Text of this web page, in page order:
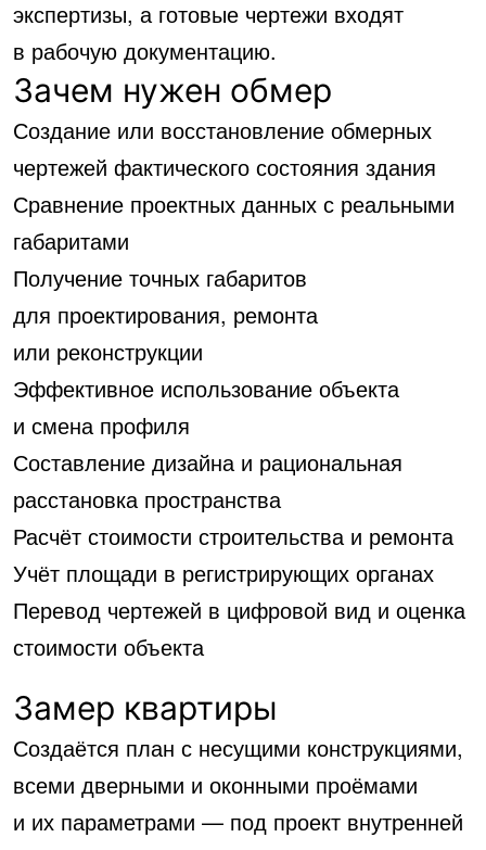
экспертизы, а готовые чертежи входят
в рабочую документацию.
Зачем нужен обмер
Создание или восстановление обмерных
чертежей фактического состояния здания
Сравнение проектных данных с реальными
габаритами
Получение точных габаритов
для проектирования, ремонта
или реконструкции
Эффективное использование объекта
и смена профиля
Составление дизайна и рациональная
расстановка пространства
Расчёт стоимости строительства и ремонта
Учёт площади в регистрирующих органах
Перевод чертежей в цифровой вид и оценка
стоимости объекта
Замер квартиры
Создаётся план с несущими конструкциями,
всеми дверными и оконными проёмами
и их параметрами — под проект внутренней